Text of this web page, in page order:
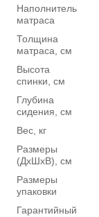
Наполнитель
матраса
Толщина
матраса, см
Высота
спинки, см
Глубина
сидения, см
Вес, кг
Размеры
(ДхШхВ), см
Размеры
упаковки
Гарантийный